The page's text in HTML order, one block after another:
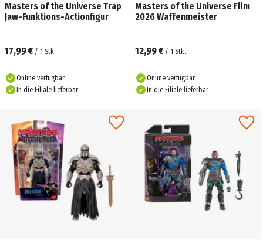
Masters of the Universe Trap
Jaw-Funktions-Actionfigur
17,99 € / 1 Stk.
Online verfügbar
In die Filiale lieferbar
Masters of the Universe Film
2026 Waffenmeister
12,99 € / 1 Stk.
Online verfügbar
In die Filiale lieferbar